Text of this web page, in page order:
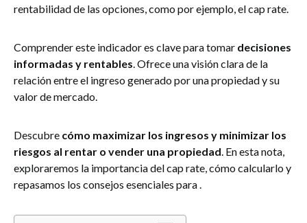
rentabilidad de las opciones, como por ejemplo, el cap rate.
Comprender este indicador es clave para tomar decisiones
informadas y rentables. Ofrece una visión clara de la
relación entre el ingreso generado por una propiedad y su
valor de mercado.
Descubre cómo maximizar los ingresos y minimizar los
riesgos al rentar o vender una propiedad. En esta nota,
exploraremos la importancia del cap rate, cómo calcularlo y
repasamos los consejos esenciales para .